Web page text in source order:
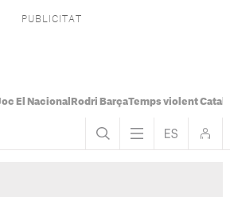
El Nacional Rodri BarçaTemps violent